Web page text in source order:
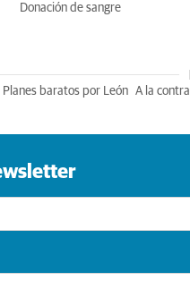
Donación de sangre
Planes baratos por León A la contra